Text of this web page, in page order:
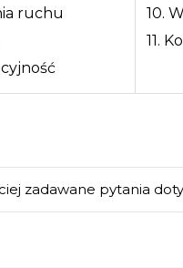
ruchu
10.
11.
zadawane pytania